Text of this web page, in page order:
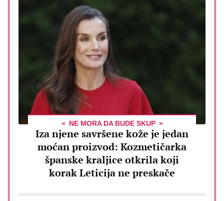
NE MORA DA BUDE SKUP
Iza njene savršene kože je jedan
moćan proizvod: Kozmetičarka
španske kraljice otkrila koji
korak Leticija ne preskače